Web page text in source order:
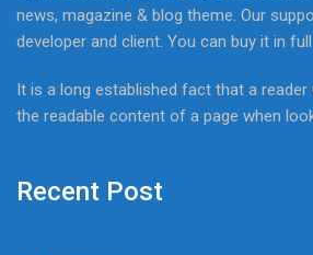
news, magazine & blog theme. Our
developer and client. You can buy it in
It is a long established fact that a reader
the readable content of a page when
Recent Post